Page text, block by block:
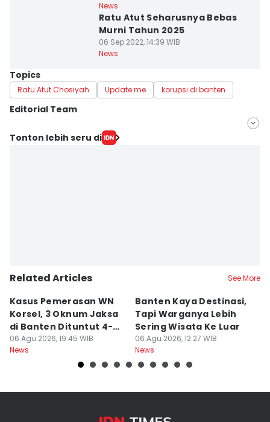
News
Ratu Atut Seharusnya Bebas
Murni Tahun 2025
06 Sep 2022, 14:39 WIB
News
Topics
Ratu Atut Chosiyah Update me korupsi di banten
Editorial Team
Editor
Tonton lebih seru di
Related Articles See More
Kasus Pemerasan WN
Korsel, 3 Oknum Jaksa
di Banten Dituntut 4-5
Tahun
06 Agu 2026, 19:45 WIB
News
Banten Kaya Destinasi,
Tapi Warganya Lebih
Sering Wisata Ke Luar
06 Agu 2026, 12:27 WIB
News